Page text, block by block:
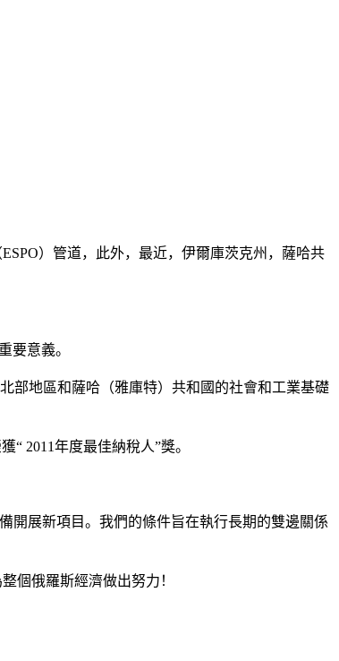
）管道，此外，最近，伊爾庫茨克州，薩哈共
要意義。
部地區和薩哈（雅庫特）共和國的社會和工業基礎
“ 2011年度最佳納稅人”獎。
開展新項目。我們的條件旨在執行長期的雙邊關係
個俄羅斯經濟做出努力！